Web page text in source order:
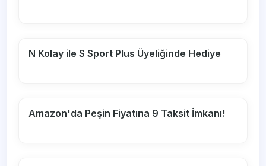
N Kolay ile S Sport Plus Üyeliğinde Hediye
Amazon'da Peşin Fiyatına 9 Taksit İmkanı!